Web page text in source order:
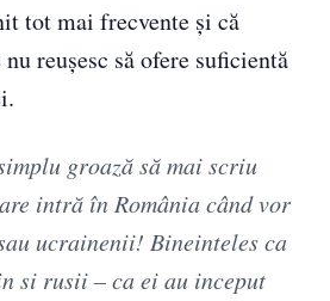
tot mai frecvente și că
reușesc să ofere suficientă
groază să mai scriu
intră în România când vor
ucrainenii! Bineinteles ca
si rusii – ca ei au inceput